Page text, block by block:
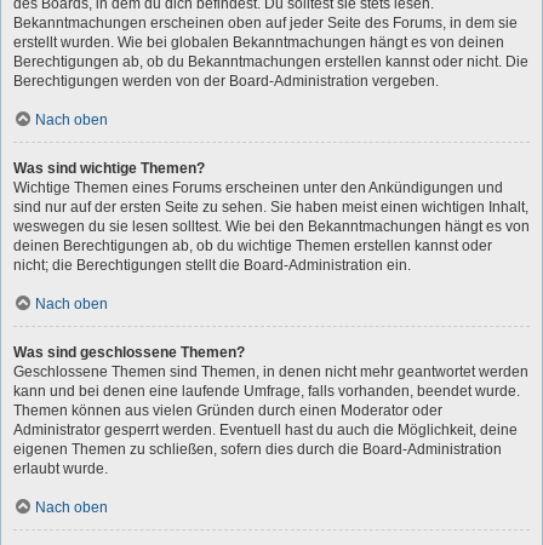
des Boards, in dem du dich befindest. Du solltest sie stets lesen.
Bekanntmachungen erscheinen oben auf jeder Seite des Forums, in dem sie
erstellt wurden. Wie bei globalen Bekanntmachungen hängt es von deinen
Berechtigungen ab, ob du Bekanntmachungen erstellen kannst oder nicht. Die
Berechtigungen werden von der Board-Administration vergeben.
Nach oben
Was sind wichtige Themen?
Wichtige Themen eines Forums erscheinen unter den Ankündigungen und
sind nur auf der ersten Seite zu sehen. Sie haben meist einen wichtigen Inhalt,
weswegen du sie lesen solltest. Wie bei den Bekanntmachungen hängt es von
deinen Berechtigungen ab, ob du wichtige Themen erstellen kannst oder
nicht; die Berechtigungen stellt die Board-Administration ein.
Nach oben
Was sind geschlossene Themen?
Geschlossene Themen sind Themen, in denen nicht mehr geantwortet werden
kann und bei denen eine laufende Umfrage, falls vorhanden, beendet wurde.
Themen können aus vielen Gründen durch einen Moderator oder
Administrator gesperrt werden. Eventuell hast du auch die Möglichkeit, deine
eigenen Themen zu schließen, sofern dies durch die Board-Administration
erlaubt wurde.
Nach oben